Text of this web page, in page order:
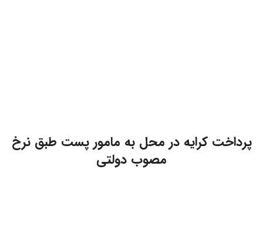
پرداخت کرایه در محل به مامور پست طبق نرخ
مصوب دولتی